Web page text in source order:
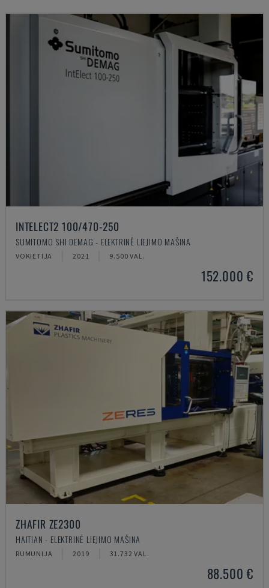
INTELECT2 100/470-250
SUMITOMO SHI DEMAG - ELEKTRINĖ LIEJIMO MAŠINA
VOKIETIJA 2021 9.500 VAL.
152.000 €
ZHAFIR ZE2300
HAITIAN - ELEKTRINĖ LIEJIMO MAŠINA
RUMUNIJA 2019 31.732 VAL.
88.500 €